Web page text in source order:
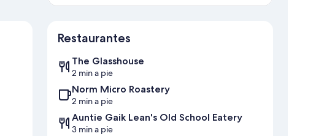
Restaurantes
The Glasshouse
2 min a pie
Norm Micro Roastery
2 min a pie
Auntie Gaik Lean's Old School Eatery
3 min a pie